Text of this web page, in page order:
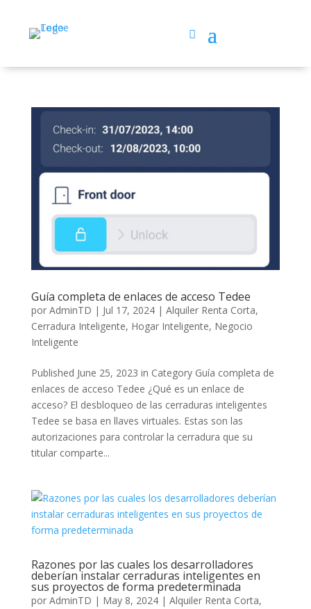
Guía completa de enlaces de acceso Tedee
por AdminTD | Jul 17, 2024| Alquiler Renta Corta,
Cerradura Inteligente, Hogar Inteligente, Negocio
Inteligente
Published June 25, 2023 in Category Guía completa de
enlaces de acceso Tedee ¿Qué es un enlace de
acceso? El desbloqueo de las cerraduras inteligentes
Tedee se basa en llaves virtuales. Estas son las
autorizaciones para controlar la cerradura que su
titular comparte...
Razones por las cuales los desarrolladores
deberían instalar cerraduras inteligentes en
sus proyectos de forma predeterminada
por AdminTD | May 8, 2024| Alquiler Renta Corta,